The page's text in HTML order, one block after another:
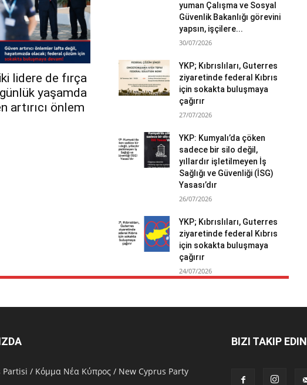
lidere de fırça
yaşamda
artırıcı önlem
yuman Çalışma ve Sosyal
Güvenlik Bakanlığı görevini
yapsın, işçilere...
30/07/2026
YKP; Kıbrıslıları, Guterres
ziyaretinde federal Kıbrıs
için sokakta buluşmaya
çağırır
27/07/2026
YKP: Kumyalı’da çöken
sadece bir silo değil,
yıllardır işletilmeyen İş
Sağlığı ve Güvenliği (İSG)
Yasası’dır
26/07/2026
YKP; Kıbrıslıları, Guterres
ziyaretinde federal Kıbrıs
için sokakta buluşmaya
çağırır
24/07/2026
Partisi / Κόμμα Νέα Κύπρος / New Cyprus Party
BIZI TAKIP EDIN